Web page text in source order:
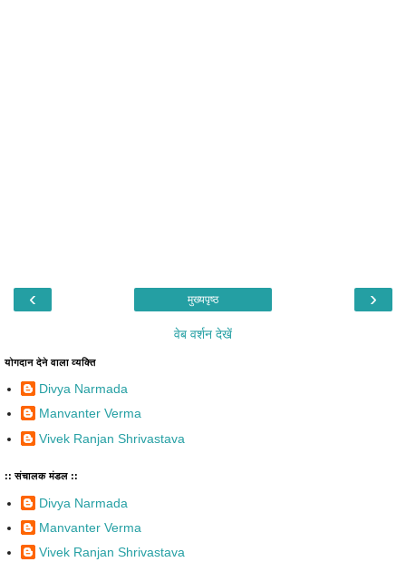
‹ ›
मुख्यपृष्ठ
वेब वर्शन देखें
योगदान देने वाला व्यक्ति
Divya Narmada
Manvanter Verma
Vivek Ranjan Shrivastava
:: संचालक मंडल ::
Divya Narmada
Manvanter Verma
Vivek Ranjan Shrivastava